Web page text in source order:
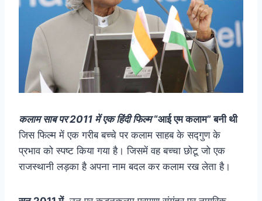
कलाम साब पर 2011 में एक हिंदी फिल्म“आई एम कलाम” बनी थी
जिस फिल्म में एक गरीब बच्चे पर कलाम साहब के सद्गुण के
प्रभाव को स्पष्ट किया गया है। जिसमें वह बच्चा छोटू जो एक
राजस्थानी लड़का है अपना नाम बदल कर कलाम रख लेता है।